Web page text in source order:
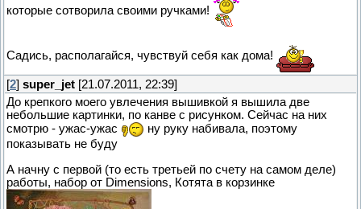
которые сотворила своими ручками!
Садись, располагайся, чувствуй себя как дома!
[2] super_jet [21.07.2011, 22:39]
До крепкого моего увлечения вышивкой я вышила две
небольшие картинки, по канве с рисунком. Сейчас на них
смотрю - ужас-ужас
ну руку набивала, поэтому
показывать не буду
А начну с первой (то есть третьей по счету на самом деле)
работы, набор от Dimensions, Котята в корзинке